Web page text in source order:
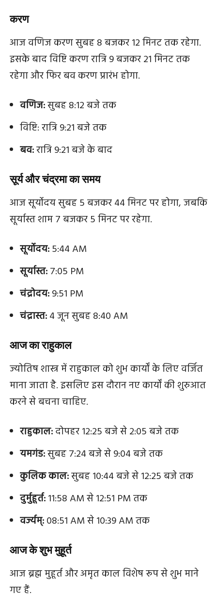
करण
आज वणिज करण सुबह 8 बजकर 12 मिनट तक रहेगा.
इसके बाद विष्टि करण रात्रि 9 बजकर 21 मिनट तक
रहेगा और फिर बव करण प्रारंभ होगा.
वणिज:सुबह 8:12 बजे तक
विष्टि: रात्रि 9:21 बजे तक
बव:रात्रि 9:21 बजे के बाद
सूर्य और चंद्रमा का समय
आज सूर्योदय सुबह 5 बजकर 44 मिनट पर होगा, जबकि
सूर्यास्त शाम 7 बजकर 5 मिनट पर रहेगा.
सूर्योदय:5:44 AM
सूर्यास्त:7:05 PM
चंद्रोदय:9:51 PM
चंद्रास्त:4 जून सुबह 8:40 AM
आज का राहुकाल
ज्योतिष शास्त्र में राहुकाल को शुभ कार्यों के लिए वर्जित
माना जाता है. इसलिए इस दौरान नए कार्यों की शुरुआत
करने से बचना चाहिए.
राहुकाल:दोपहर 12:25 बजे से 2:05 बजे तक
यमगंड:सुबह 7:24 बजे से 9:04 बजे तक
कुलिक काल:सुबह 10:44 बजे से 12:25 बजे तक
दुर्मुहूर्त:11:58 AM से 12:51 PM तक
वर्ज्यम्:08:51 AM से 10:39 AM तक
आज के शुभ मुहूर्त
आज ब्रह्म मुहूर्त और अमृत काल विशेष रूप से शुभ माने
गए हैं.